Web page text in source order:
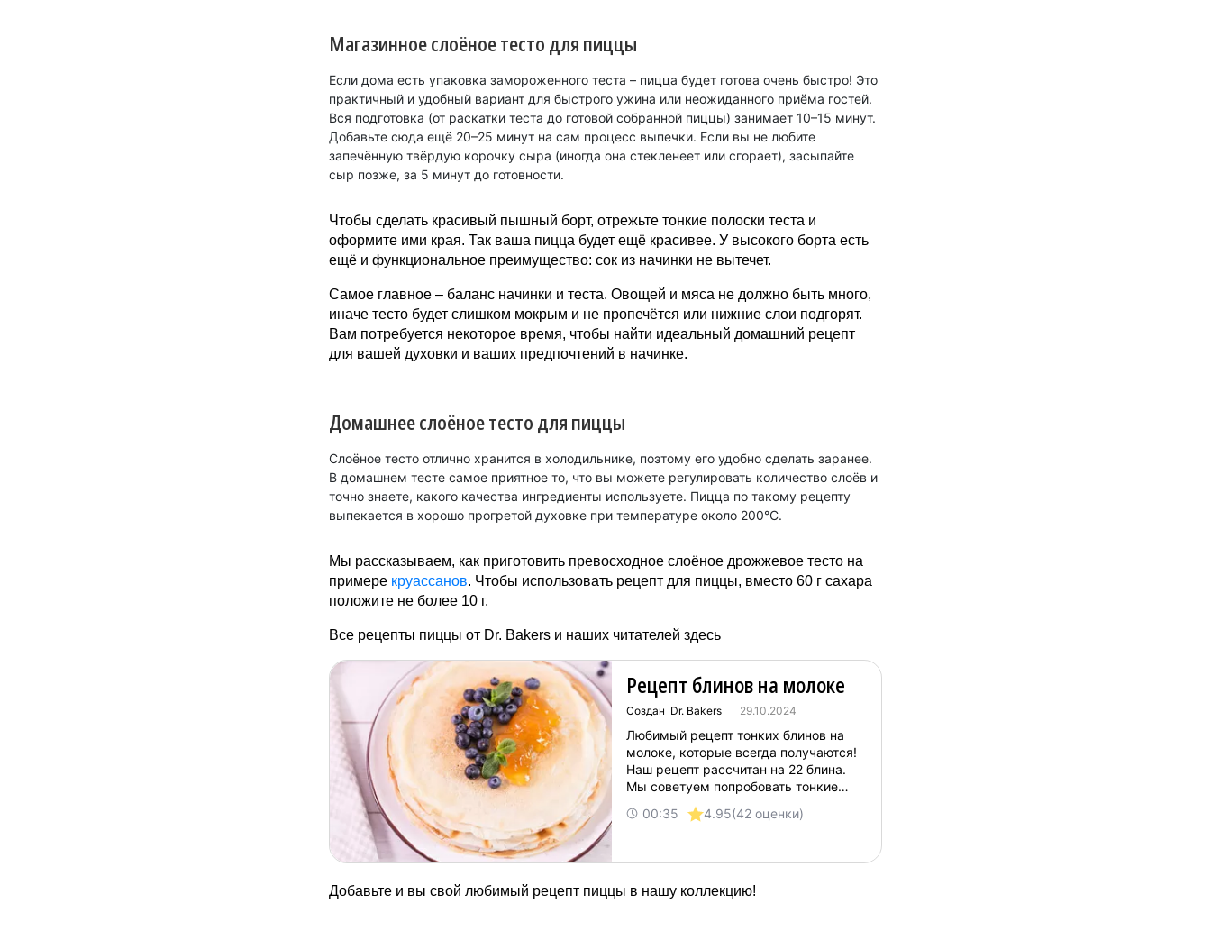
Магазинное слоёное тесто для пиццы
Если дома есть упаковка замороженного теста – пицца будет готова очень быстро! Это
практичный и удобный вариант для быстрого ужина или неожиданного приёма гостей.
Вся подготовка (от раскатки теста до готовой собранной пиццы) занимает 10–15 минут.
Добавьте сюда ещё 20–25 минут на сам процесс выпечки. Если вы не любите
запечённую твёрдую корочку сыра (иногда она стекленеет или сгорает), засыпайте
сыр позже, за 5 минут до готовности.
Чтобы сделать красивый пышный борт, отрежьте тонкие полоски теста и
оформите ими края. Так ваша пицца будет ещё красивее. У высокого борта есть
ещё и функциональное преимущество: сок из начинки не вытечет.
Самое главное – баланс начинки и теста. Овощей и мяса не должно быть много,
иначе тесто будет слишком мокрым и не пропечётся или нижние слои подгорят.
Вам потребуется некоторое время, чтобы найти идеальный домашний рецепт
для вашей духовки и ваших предпочтений в начинке.
Домашнее слоёное тесто для пиццы
Слоёное тесто отлично хранится в холодильнике, поэтому его удобно сделать заранее.
В домашнем тесте самое приятное то, что вы можете регулировать количество слоёв и
точно знаете, какого качества ингредиенты используете. Пицца по такому рецепту
выпекается в хорошо прогретой духовке при температуре около 200°C.
Мы рассказываем, как приготовить превосходное слоёное дрожжевое тесто на
примере круассанов. Чтобы использовать рецепт для пиццы, вместо 60 г сахара
положите не более 10 г.
Все рецепты пиццы от Dr. Bakers и наших читателей здесь
Рецепт блинов на молоке
Создан Dr. Bakers 29.10.2024
00:35 4.95(42 оценки)
Любимый рецепт тонких блинов на
молоке, которые всегда получаются!
Наш рецепт рассчитан на 22 блина.
Мы советуем попробовать тонкие
блины с вареньем, сметаной и
сгущенкой, так же с различными
тонкие блины на молоке. По данному
Добавьте и вы свой любимый рецепт пиццы в нашу коллекцию!